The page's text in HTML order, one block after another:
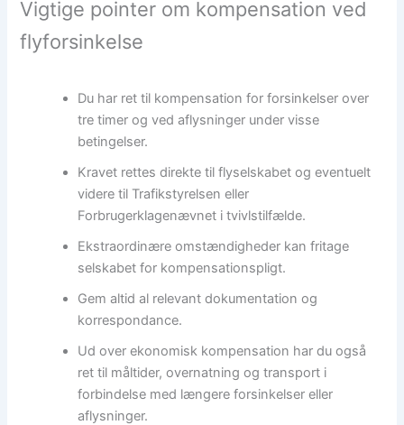
Vigtige pointer om kompensation ved
flyforsinkelse
Du har ret til kompensation for forsinkelser over
tre timer og ved aflysninger under visse
betingelser.
Kravet rettes direkte til flyselskabet og eventuelt
videre til Trafikstyrelsen eller
Forbrugerklagenævnet i tvivlstilfælde.
Ekstraordinære omstændigheder kan fritage
selskabet for kompensationspligt.
Gem altid al relevant dokumentation og
korrespondance.
Ud over ekonomisk kompensation har du også
ret til måltider, overnatning og transport i
forbindelse med længere forsinkelser eller
aflysninger.